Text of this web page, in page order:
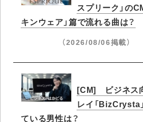
スプリーク」の
キンウェア」篇で流れる曲は？
（2026/08/06掲載）
[CM] ビジネス
レイ「BizCrysta
ている男性は？